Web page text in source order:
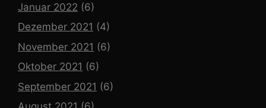
Januar 2022 (6)
Dezember 2021 (4)
November 2021 (6)
Oktober 2021 (6)
September 2021 (6)